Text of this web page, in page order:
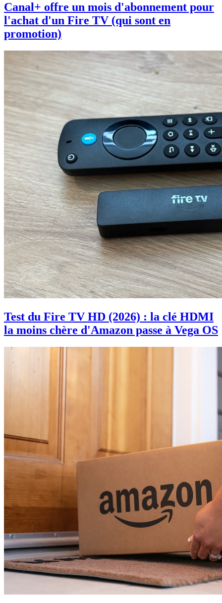
Canal+ offre un mois d'abonnement pour
l'achat d'un Fire TV (qui sont en
promotion)
Test du Fire TV HD (2026) : la clé HDMI
la moins chère d'Amazon passe à Vega OS